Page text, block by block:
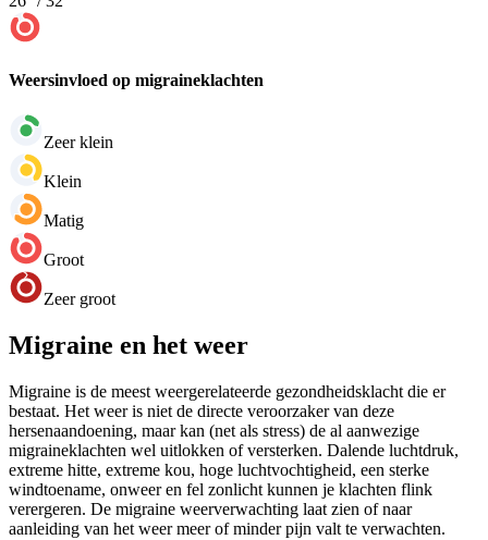
Weersinvloed op migraineklachten
Zeer klein
Klein
Matig
Groot
Zeer groot
Migraine en het weer
Migraine is de meest weergerelateerde gezondheidsklacht die er
bestaat. Het weer is niet de directe veroorzaker van deze
hersenaandoening, maar kan (net als stress) de al aanwezige
migraineklachten wel uitlokken of versterken. Dalende luchtdruk,
extreme hitte, extreme kou, hoge luchtvochtigheid, een sterke
windtoename, onweer en fel zonlicht kunnen je klachten flink
verergeren. De migraine weerverwachting laat zien of naar
aanleiding van het weer meer of minder pijn valt te verwachten.